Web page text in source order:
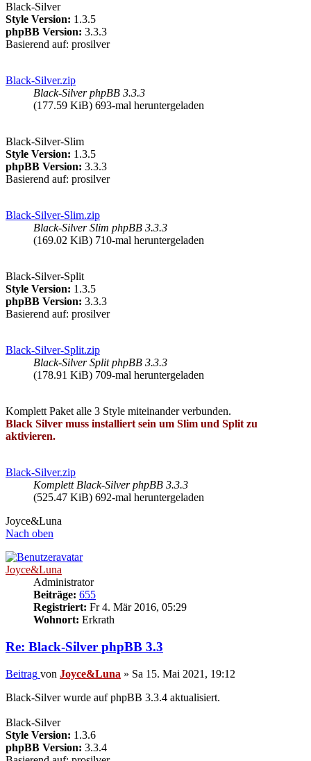
Black-Silver
Style Version: 1.3.5
phpBB Version: 3.3.3
Basierend auf: prosilver
Black-Silver.zip
Black-Silver phpBB 3.3.3
(177.59 KiB) 693-mal heruntergeladen
Black-Silver-Slim
Style Version: 1.3.5
phpBB Version: 3.3.3
Basierend auf: prosilver
Black-Silver-Slim.zip
Black-Silver Slim phpBB 3.3.3
(169.02 KiB) 710-mal heruntergeladen
Black-Silver-Split
Style Version: 1.3.5
phpBB Version: 3.3.3
Basierend auf: prosilver
Black-Silver-Split.zip
Black-Silver Split phpBB 3.3.3
(178.91 KiB) 709-mal heruntergeladen
Komplett Paket alle 3 Style miteinander verbunden.
Black Silver muss installiert sein um Slim und Split zu
aktivieren.
Black-Silver.zip
Komplett Black-Silver phpBB 3.3.3
(525.47 KiB) 692-mal heruntergeladen
Joyce&Luna
Nach oben
Joyce&Luna
Administrator
Beiträge: 655
Registriert: Fr 4. Mär 2016, 05:29
Wohnort: Erkrath
Re: Black-Silver phpBB 3.3
Beitrag von Joyce&Luna » Sa 15. Mai 2021, 19:12
Black-Silver wurde auf phpBB 3.3.4 aktualisiert.
Black-Silver
Style Version: 1.3.6
phpBB Version: 3.3.4